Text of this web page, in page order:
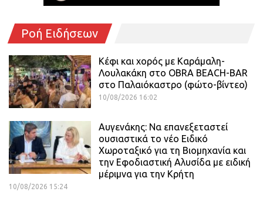
Ροή Ειδήσεων
Κέφι και χορός με Καράμαλη-
Λουλακάκη στο OBRA BEACH-BAR
στο Παλαιόκαστρο (φώτο-βίντεο)
10/08/2026 16:02
Αυγενάκης: Να επανεξεταστεί
ουσιαστικά το νέο Ειδικό
Χωροταξικό για τη Βιομηχανία και
την Εφοδιαστική Αλυσίδα με ειδική
μέριμνα για την Κρήτη
10/08/2026 15:24